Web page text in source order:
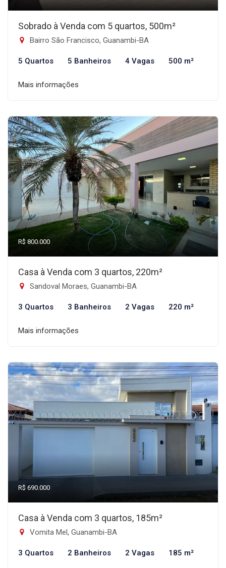
Sobrado à Venda com 5 quartos, 500m²
Bairro São Francisco, Guanambi-BA
5 Quartos 5 Banheiros 4 Vagas 500 m²
Mais informações
R$ 800.000
Casa à Venda com 3 quartos, 220m²
Sandoval Moraes, Guanambi-BA
3 Quartos 3 Banheiros 2 Vagas 220 m²
Mais informações
R$ 690.000
Casa à Venda com 3 quartos, 185m²
Vomita Mel, Guanambi-BA
3 Quartos 2 Banheiros 2 Vagas 185 m²